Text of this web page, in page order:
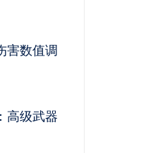
害数值调
高级武器